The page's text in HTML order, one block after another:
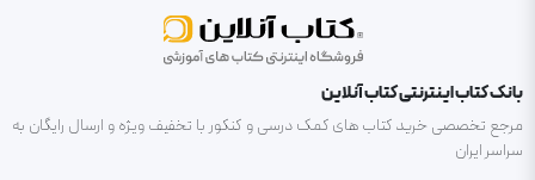
بانک کتاب اینترنتی کتاب آنلاین
مرجع تخصصی خرید کتاب های کمک درسی و کنکور با تخفیف ویژه و ارسال رایگان به
سراسر ایران